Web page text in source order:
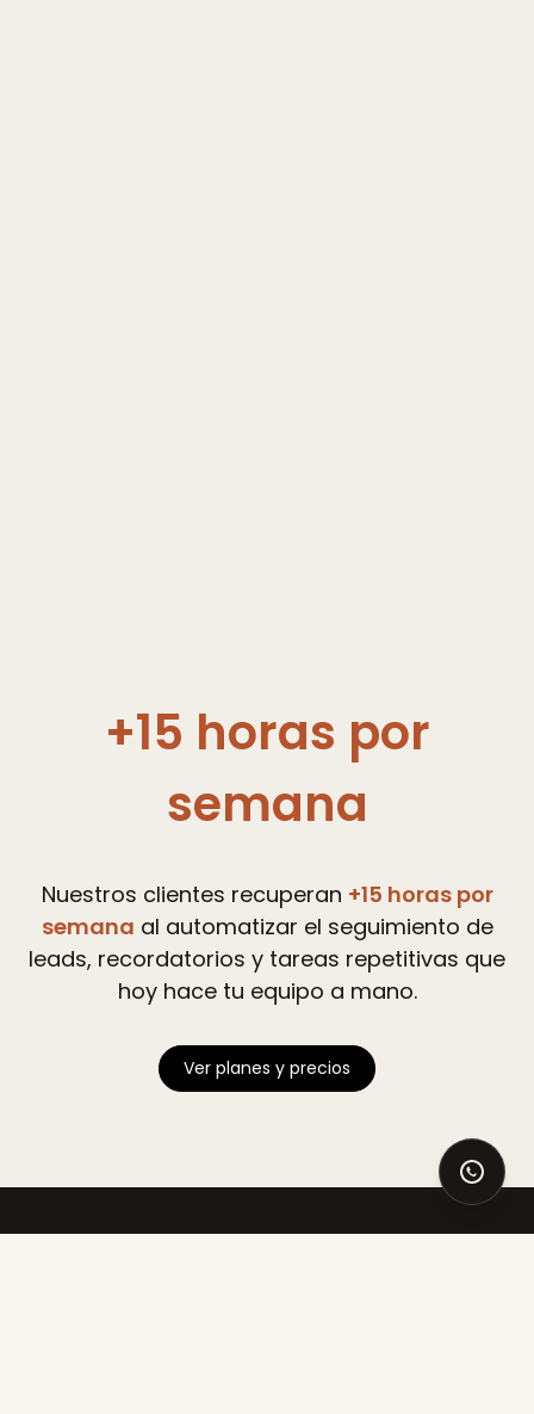
+15 horas por
semana
Nuestros clientes recuperan +15 horas por
semana al automatizar el seguimiento de
leads, recordatorios y tareas repetitivas que
hoy hace tu equipo a mano.
Ver planes y precios